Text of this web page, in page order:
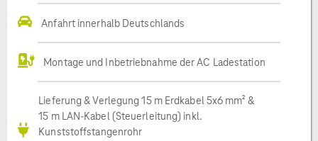
Anfahrt innerhalb Deutschlands
Montage und Inbetriebnahme der AC Ladestation
Lieferung & Verlegung 15 m Erdkabel 5x6 mm² &
15 m LAN-Kabel (Steuerleitung) inkl.
Kunststoffstangenrohr